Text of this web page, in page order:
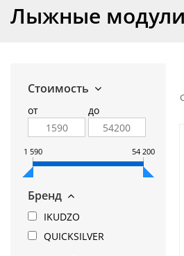
Лыжные модули
Стоимость
от до
1 590 54 200
Бренд
IKUDZO
QUICKSILVER